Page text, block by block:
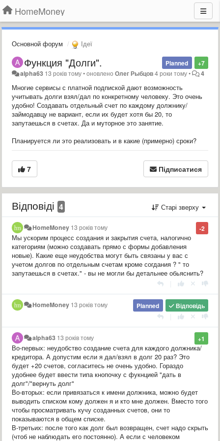
HomeMoney
Основной форум Ідеї
+7
Planned
Функция "Долги".
alpha63 13 років тому•оновленоОлег Рыбцов4 роки тому• 4
Многие сервисы с платной подпиской дают возможность
учитывать долги взял/дал по конкретному человеку. Это очень
удобно! Создавать отдельный счет по каждому должнику/
займодавцу не вариант, если их будет хотя бы 20, то
запутаешься в счетах. Да и муторное это занятие.
Планируется ли это реализовать и в какие (примерно) сроки?
7 Підписатися
Відповіді 4 Старі зверху
-2
HomeMoney 13 років тому
Мы ускорим процесс создания и закрытия счета, налогично
категориям (можно создавать прямо с формы добавления
новые). Какие еще неудобства могут быть связаны у вас с
учетом долгов по отдельным счетам кроме согдания ? " то
запутаешься в счетах." - вы не могли бы детальнее обьяснить?
Відповідь
Planned
HomeMoney 13 років тому
+1
alpha63 13 років тому
Во-первых: неудобство создание счета для каждого должника/
кредитора. А допустим если я дал/взял в долг 20 раз? Это
будет +20 счетов, согласитесь не очень удобно. Гораздо
удобнее будет ввести типа кнопочку с фукнцией "дать в
долг"/"вернуть долг"
Во-вторых: если привязаться к имени должника, можно будет
выводить списком кому должен я и кто мне должен. Вместо того
чтобы просматривать кучу созданных счетов, они то
показываются в общем списке.
В-третьих: после того как долг был возвращен, счет надо скрыть
(чтоб не наблюдать его постоянно). А если с человеком